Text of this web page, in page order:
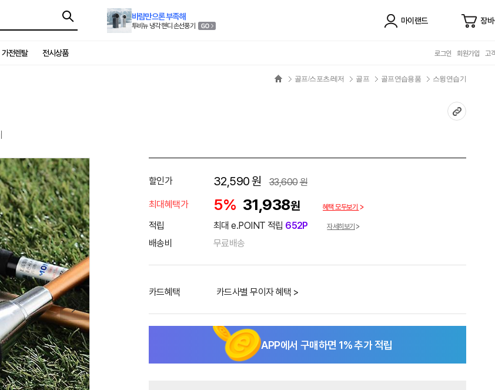
바람만으론 부족해
투비뉴 냉각 핸디 손선풍기
마이랜드 장
가전렌탈 전시상품 로그인 회원가입 고
골프/스포츠/레저 골프 골프연습용품 스윙연습기
할인가 32,590원 33,600원
최대혜택가
5% 31,938원 혜택 모두보기
적립 최대 e.POINT 적립 652P 자세히보기
배송비 무료배송
카드혜택 카드사별 무이자 혜택 >
APP에서 구매하면 1% 추가 적립